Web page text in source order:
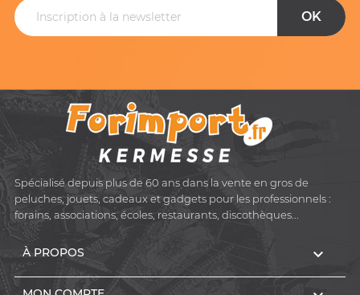
Spécialisé depuis plus de 60 ans dans la vente en gros de
peluches, jouets, cadeaux et gadgets pour les professionnels :
forains, associations, écoles, restaurants, discothèques...
À PROPOS 